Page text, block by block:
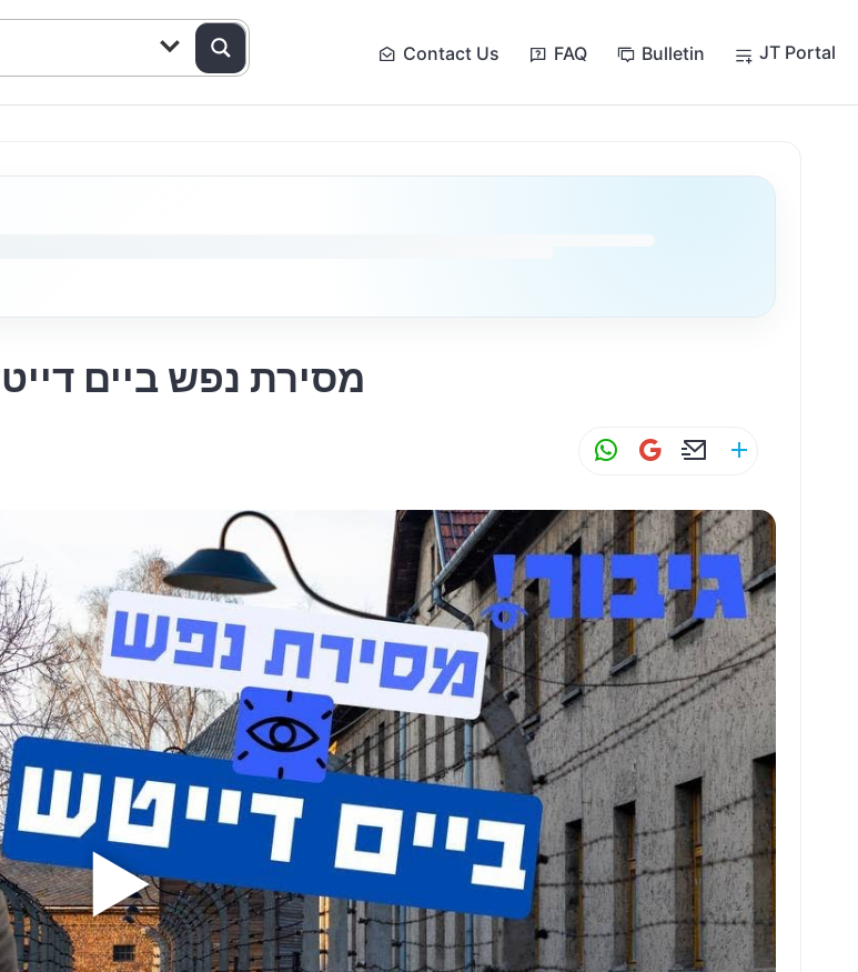
Contact Us FAQ Bulletin JT Portal
מסירת נפש ביים
W
at
s
A
p
p
G
ai
l
E
ai
l
ar
e